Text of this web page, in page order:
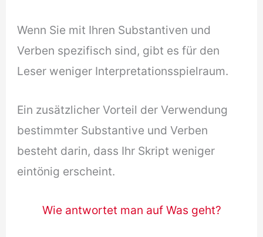
Wenn Sie mit Ihren Substantiven und
Verben spezifisch sind, gibt es für den
Leser weniger Interpretationsspielraum.
Ein zusätzlicher Vorteil der Verwendung
bestimmter Substantive und Verben
besteht darin, dass Ihr Skript weniger
eintönig erscheint.
Wie antwortet man auf Was geht?